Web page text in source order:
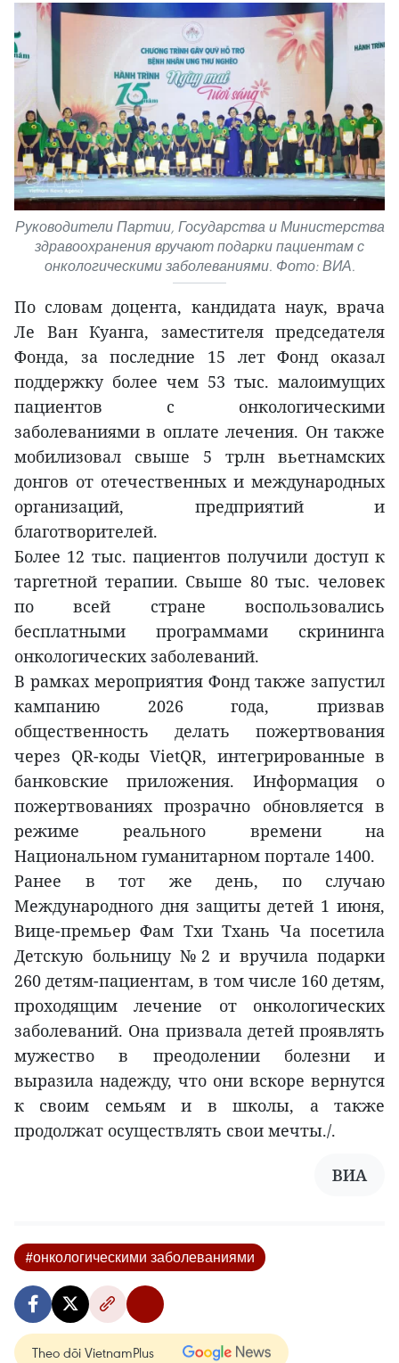
Руководители Партии, Государства и Министерства
здравоохранения вручают подарки пациентам с
онкологическими заболеваниями. Фото: ВИА.
По словам доцента, кандидата наук, врача
Ле Ван Куанга, заместителя председателя
Фонда, за последние 15 лет Фонд оказал
поддержку более чем 53 тыс. малоимущих
пациентов с онкологическими
заболеваниями в оплате лечения. Он также
мобилизовал свыше 5 трлн вьетнамских
донгов от отечественных и международных
организаций, предприятий и
благотворителей.
Более 12 тыс. пациентов получили доступ к
таргетной терапии. Свыше 80 тыс. человек
по всей стране воспользовались
бесплатными программами скрининга
онкологических заболеваний.
В рамках мероприятия Фонд также запустил
кампанию 2026 года, призвав
общественность делать пожертвования
через QR-коды VietQR, интегрированные в
банковские приложения. Информация о
пожертвованиях прозрачно обновляется в
режиме реального времени на
Национальном гуманитарном портале 1400.
Ранее в тот же день, по случаю
Международного дня защиты детей 1 июня,
Вице-премьер Фам Тхи Тхань Ча посетила
Детскую больницу №2 и вручила подарки
260 детям-пациентам, в том числе 160 детям,
проходящим лечение от онкологических
заболеваний. Она призвала детей проявлять
мужество в преодолении болезни и
выразила надежду, что они вскоре вернутся
к своим семьям и в школы, а также
продолжат осуществлять свои мечты./.
ВИА
#онкологическими заболеваниями
Theo dõi VietnamPlus